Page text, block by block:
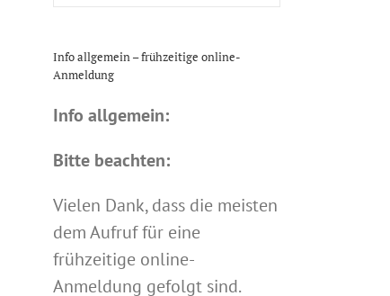
Info allgemein – frühzeitige online-
Anmeldung
Info allgemein:
Bitte beachten:
Vielen Dank, dass die meisten
dem Aufruf für eine
frühzeitige online-
Anmeldung gefolgt sind.